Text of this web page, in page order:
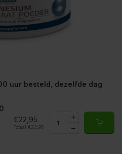
uur besteld, dezelfde dag
€22,95
Totaal: €22,95